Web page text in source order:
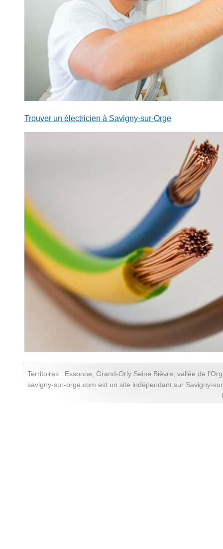
Trouver un électricien à Savigny-sur-Orge
Territoires : Essonne, Grand-Orly Seine Bièvre, vallée de
savigny-sur-orge.com est un site indépendant sur Savigny-